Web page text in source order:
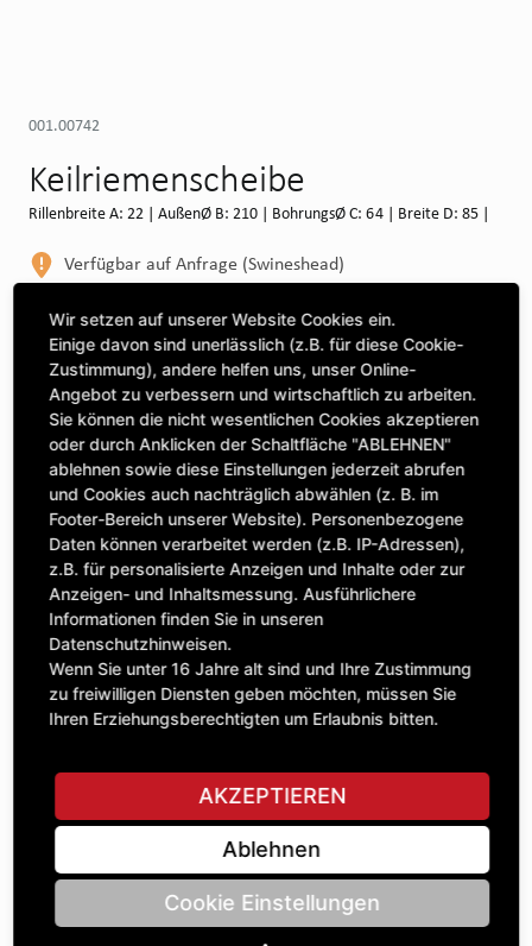
001.00742
Keilriemenscheibe
Rillenbreite A: 22 | AußenØ B: 210 | BohrungsØ C: 64 | Breite D: 85 |
Verfügbar auf Anfrage (Swineshead)
Maschine auswählen, um Kompatibilität zu sehen
MASCHINE AUSWÄHLEN
CLICK & COLLECT
Bestellungen bei Deinem bevorzugten Standort abholen
300,13 £
exkl. MwSt.
Anzahl
IN DEN WARENKORB
Wir setzen auf unserer Website Cookies ein.
Einige davon sind unerlässlich (z.B. für diese Cookie-
Zustimmung), andere helfen uns, unser Online-
Angebot zu verbessern und wirtschaftlich zu arbeiten.
Sie können die nicht wesentlichen Cookies akzeptieren
oder durch Anklicken der Schaltfläche "ABLEHNEN"
ablehnen sowie diese Einstellungen jederzeit abrufen
und Cookies auch nachträglich abwählen (z. B. im
Footer-Bereich unserer Website). Personenbezogene
Daten können verarbeitet werden (z.B. IP-Adressen),
z.B. für personalisierte Anzeigen und Inhalte oder zur
Anzeigen- und Inhaltsmessung. Ausführlichere
Informationen finden Sie in unseren
Datenschutzhinweisen.
Wenn Sie unter 16 Jahre alt sind und Ihre Zustimmung
zu freiwilligen Diensten geben möchten, müssen Sie
Ihren Erziehungsberechtigten um Erlaubnis bitten.
AKZEPTIEREN
Ablehnen
Cookie Einstellungen